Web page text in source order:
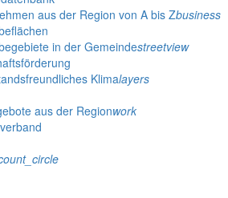
aus der Region von A bis Zbusiness
in der Gemeindestreetview
Klimalayers
aus der Regionwork